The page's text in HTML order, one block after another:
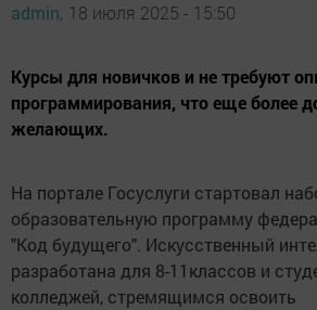
admin, 18 июля 2025 - 15:50
Курсы для новичков и не требуют
программирования, что еще более
желающих.
На портале Госуслуги стартовал
образовательную программу
"Код будущего". Искусственный
разработана для 8-11классов и
колледжей, стремящимся освоить